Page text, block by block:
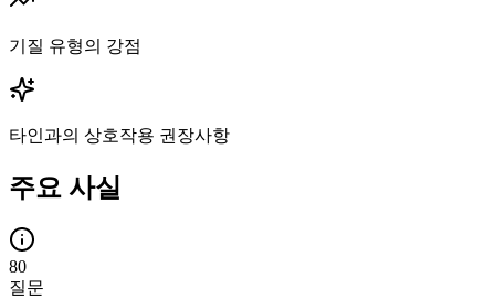
기질 유형의 강점
타인과의 상호작용 권장사항
주요 사실
80
질문